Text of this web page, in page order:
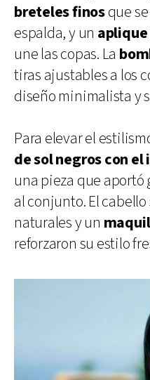
breteles finosque
espalda, y un
une las copas. La
tiras ajustables a los
diseño minimalista y
Para elevar el
de sol negros con
una pieza que aportó
al conjunto. El
naturales y un
reforzaron su estilo